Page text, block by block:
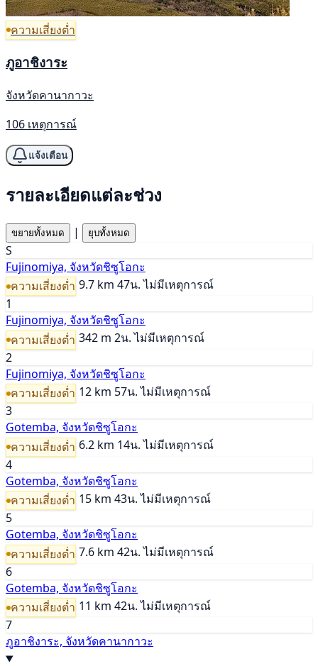
ความเสี่ยงต่ำ
ภูอาชิงาระ
จังหวัดคานากาวะ
106 เหตุการณ์
แจ้งเตือน
รายละเอียดแต่ละช่วง
ขยายทั้งหมด | ยุบทั้งหมด
S
Fujinomiya, จังหวัดชิซูโอกะ
ความเสี่ยงต่ำ 9.7 km 47น. ไม่มีเหตุการณ์
1
Fujinomiya, จังหวัดชิซูโอกะ
ความเสี่ยงต่ำ 342 m 2น. ไม่มีเหตุการณ์
2
Fujinomiya, จังหวัดชิซูโอกะ
ความเสี่ยงต่ำ 12 km 57น. ไม่มีเหตุการณ์
3
Gotemba, จังหวัดชิซูโอกะ
ความเสี่ยงต่ำ 6.2 km 14น. ไม่มีเหตุการณ์
4
Gotemba, จังหวัดชิซูโอกะ
ความเสี่ยงต่ำ 15 km 43น. ไม่มีเหตุการณ์
5
Gotemba, จังหวัดชิซูโอกะ
ความเสี่ยงต่ำ 7.6 km 42น. ไม่มีเหตุการณ์
6
Gotemba, จังหวัดชิซูโอกะ
ความเสี่ยงต่ำ 11 km 42น. ไม่มีเหตุการณ์
7
ภูอาชิงาระ, จังหวัดคานากาวะ